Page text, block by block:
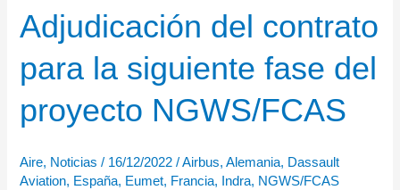
Adjudicación del contrato
para la siguiente fase del
proyecto NGWS/FCAS
Aire, Noticias / 16/12/2022/Airbus,Alemania, Dassault
Aviation, España, Eumet, Francia, Indra, NGWS/FCAS